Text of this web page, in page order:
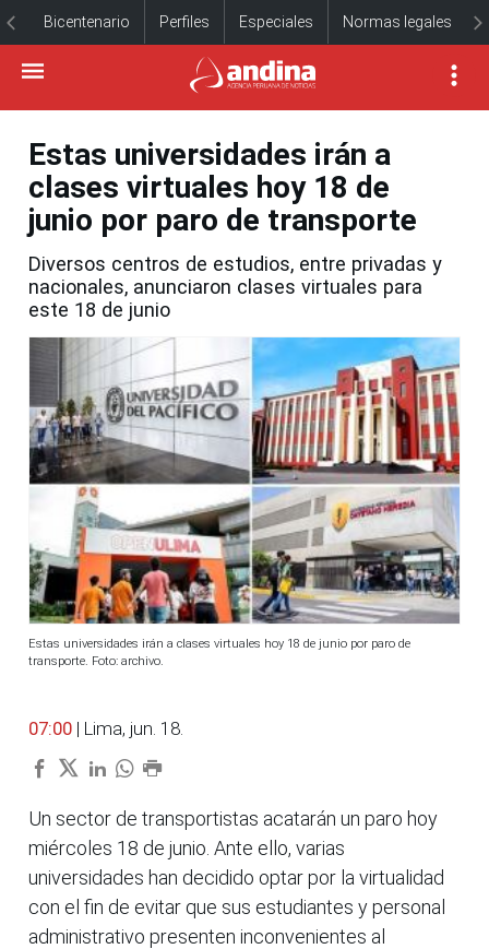
Bicentenario Perfiles Especiales Normas legales
Estas universidades irán a
clases virtuales hoy 18 de
junio por paro de transporte
Diversos centros de estudios, entre privadas y
nacionales, anunciaron clases virtuales para
este 18 de junio
Estas universidades irán a clases virtuales hoy 18 de junio por paro de
transporte. Foto: archivo.
07:00 | Lima, jun. 18.
Un sector de transportistas acatarán un paro hoy
miércoles 18 de junio. Ante ello, varias
universidades han decidido optar por la virtualidad
con el fin de evitar que sus estudiantes y personal
administrativo presenten inconvenientes al